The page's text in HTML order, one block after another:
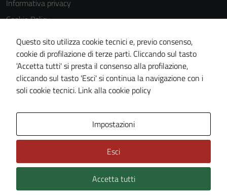
Informativa privacy
Cookie Policy
Note legali
Dichiarazione di accessibilità
Piano di miglioramento del sito
Meccanismo di feedback
Technical Design s.r.l.
Questo sito utilizza cookie tecnici e, previo consenso,
cookie di profilazione di terze parti. Cliccando sul tasto
'Accetta tutti' si presta il consenso alla profilazione,
cliccando sul tasto 'Esci' si continua la navigazione con i
soli cookie tecnici. Link alla cookie policy
Impostazioni
Esci
Accetta tutti